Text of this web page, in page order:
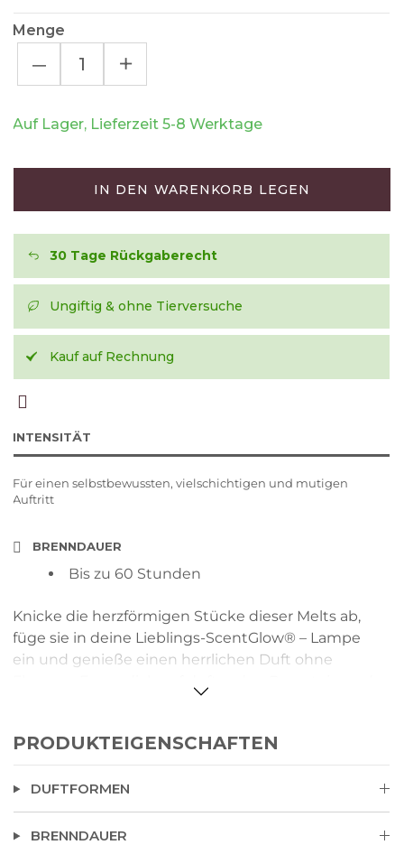
Menge
– +
Auf Lager, Lieferzeit 5-8 Werktage
IN DEN WARENKORB LEGEN
30 Tage Rückgaberecht
Ungiftig & ohne Tierversuche
Kauf auf Rechnung
INTENSITÄT
Für einen selbstbewussten, vielschichtigen und mutigen
Auftritt
BRENNDAUER
Bis zu 60 Stunden
Knicke die herzförmigen Stücke dieser Melts ab,
füge sie in deine Lieblings-ScentGlow® – Lampe
ein und genieße einen herrlichen Duft ohne
PRODUKTEIGENSCHAFTEN
DUFTFORMEN
BRENNDAUER